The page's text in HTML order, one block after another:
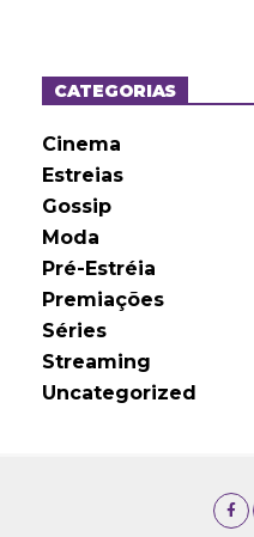
o
sCATEGORIAS
Cinema
Estreias
Gossip
Moda
Pré-Estréia
Premiações
Séries
Streaming
Uncategorized